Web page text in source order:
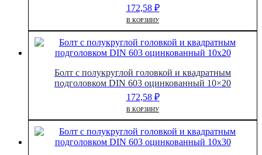
172,58 ₽
В КОРЗИНУ
Болт с полукруглой головкой и квадратным
подголовком DIN 603 оцинкованный 10×20
172,58 ₽
В КОРЗИНУ